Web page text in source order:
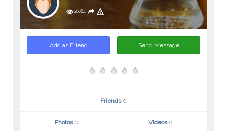
2,084
Add as Friend Send Message
Friends 0
Photos 0 Videos 0